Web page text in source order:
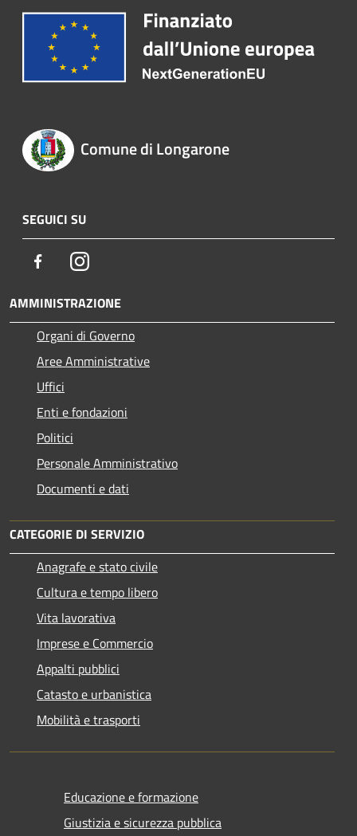
Comune di Longarone
SEGUICI SU
FacebookInstagram
AMMINISTRAZIONE
Organi di Governo
Aree Amministrative
Uffici
Enti e fondazioni
Politici
Personale Amministrativo
Documenti e dati
CATEGORIE DI SERVIZIO
Anagrafe e stato civile
Cultura e tempo libero
Vita lavorativa
Imprese e Commercio
Appalti pubblici
Catasto e urbanistica
Mobilità e trasporti
Educazione e formazione
Giustizia e sicurezza pubblica